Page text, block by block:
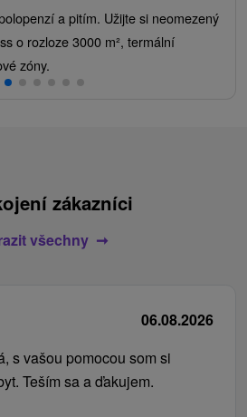
a pitím. Užijte si neomezený
o rozloze 3000 m², termální
zóny.
zákazníci
všechny
06.08.2026
s vašou pomocou som si
Teším sa a ďakujem.